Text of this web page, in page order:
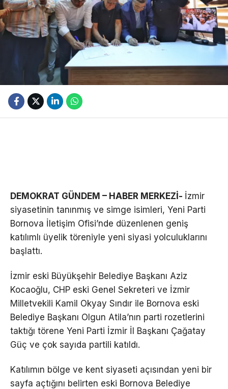
DEMOKRAT GÜNDEM – HABER MERKEZİ- İzmir
siyasetinin tanınmış ve simge isimleri, Yeni Parti
Bornova İletişim Ofisi’nde düzenlenen geniş
katılımlı üyelik töreniyle yeni siyasi yolculuklarını
başlattı.
İzmir eski Büyükşehir Belediye Başkanı Aziz
Kocaoğlu, CHP eski Genel Sekreteri ve İzmir
Milletvekili Kamil Okyay Sındır ile Bornova eski
Belediye Başkanı Olgun Atila’nın parti rozetlerini
taktığı törene Yeni Parti İzmir İl Başkanı Çağatay
Güç ve çok sayıda partili katıldı.
Katılımın bölge ve kent siyaseti açısından yeni bir
sayfa açtığını belirten eski Bornova Belediye